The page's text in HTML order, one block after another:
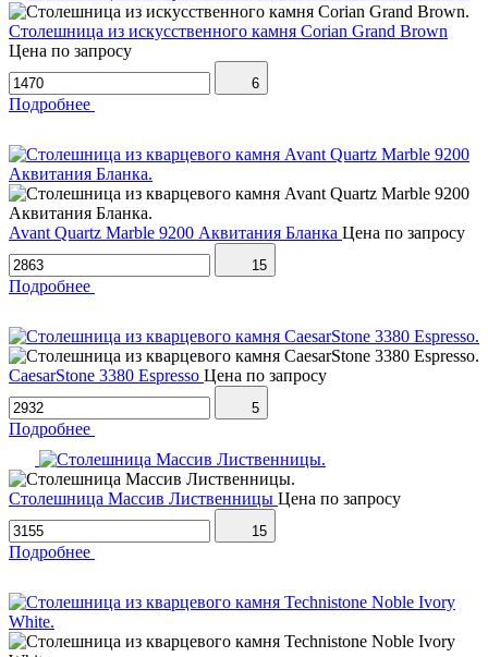
Столешница из искусственного камня Corian Grand Brown
Цена по запросу
6
Подробнее
Avant Quartz Marble 9200 Аквитания Бланка Цена по запросу
15
Подробнее
CaesarStone 3380 Espresso Цена по запросу
5
Подробнее
Столешница Массив Лиственницы Цена по запросу
15
Подробнее